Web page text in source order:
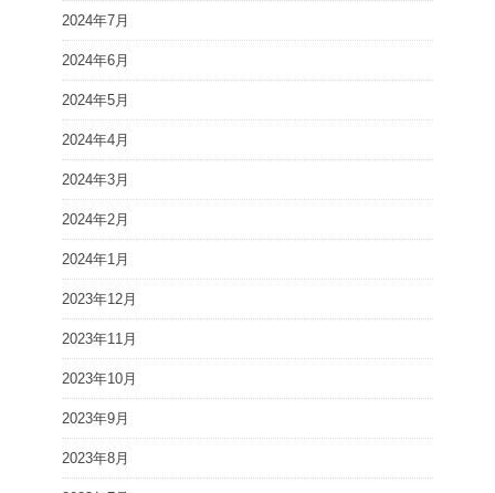
2024年7月
2024年6月
2024年5月
2024年4月
2024年3月
2024年2月
2024年1月
2023年12月
2023年11月
2023年10月
2023年9月
2023年8月